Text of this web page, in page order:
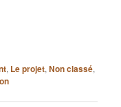
, Le projet,Non classé,